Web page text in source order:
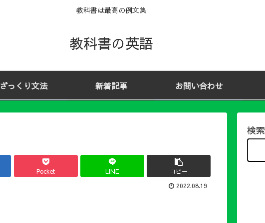
教科書は最高の例文集
教科書の英語
ざっくり文法 新着記事 お問い合わせ
Pocket LINE コピー
2022.08.19
検索